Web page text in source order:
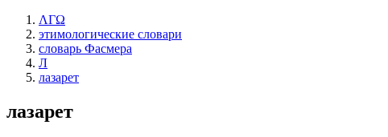
ΛΓΩ
этимологические словари
словарь Фасмера
Л
лазарет
лазарет